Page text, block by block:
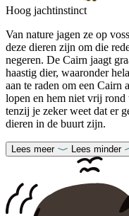
Hoog jachtinstinct
Van nature jagen ze op
deze dieren zijn om die
negeren. De Cairn jaagt
haastig dier, waaronder
aan te raden om een Cairn
lopen en hem niet vrij rond
tenzij je zeker weet dat er
dieren in de buurt zijn.
Lees meer Lees minder